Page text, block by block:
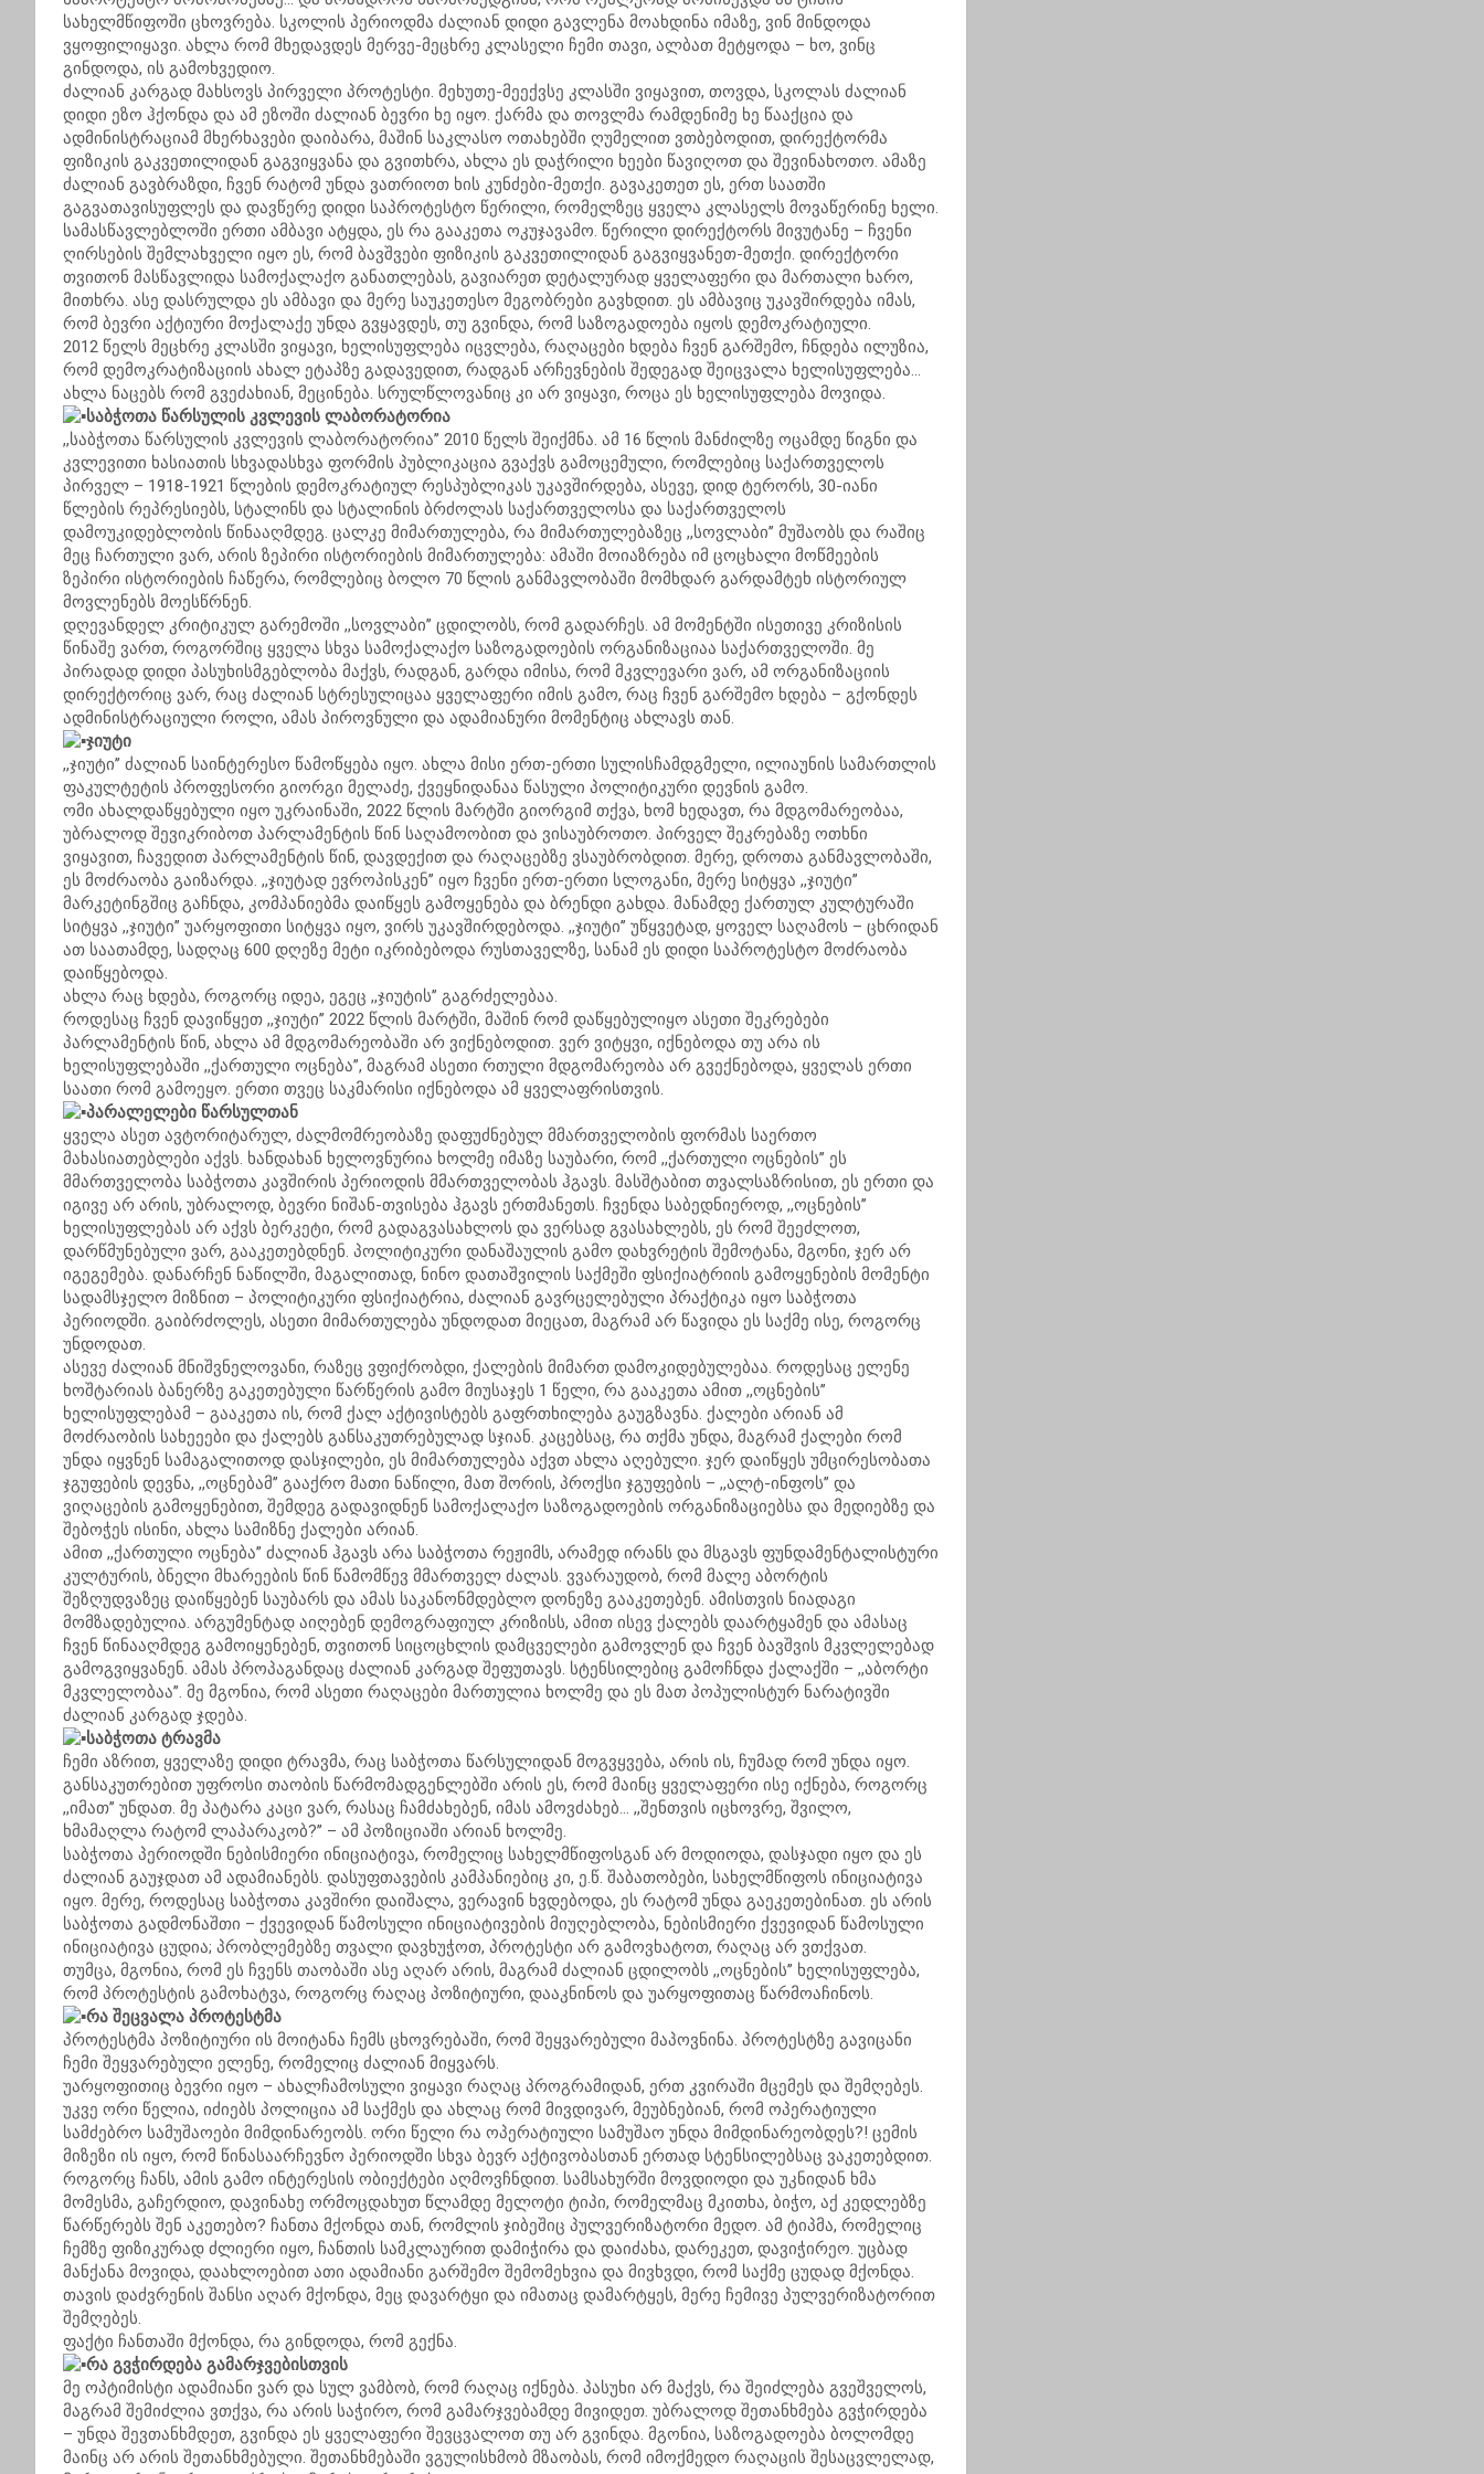
სახელმწიფოში ცხოვრება. სკოლის პერიოდმა ძალიან დიდი გავლენა მოახდინა იმაზე, ვინ მინდოდა
ვყოფილიყავი. ახლა რომ მხედავდეს მერვე-მეცხრე კლასელი ჩემი თავი, ალბათ მეტყოდა – ხო, ვინც
გინდოდა, ის გამოხვედიო.
ძალიან კარგად მახსოვს პირველი პროტესტი. მეხუთე-მეექვსე კლასში ვიყავით, თოვდა, სკოლას ძალიან
დიდი ეზო ჰქონდა და ამ ეზოში ძალიან ბევრი ხე იყო. ქარმა და თოვლმა რამდენიმე ხე წააქცია და
ადმინისტრაციამ მხერხავები დაიბარა, მაშინ საკლასო ოთახებში ღუმელით ვთბებოდით, დირექტორმა
ფიზიკის გაკვეთილიდან გაგვიყვანა და გვითხრა, ახლა ეს დაჭრილი ხეები წავიღოთ და შევინახოთო. ამაზე
ძალიან გავბრაზდი, ჩვენ რატომ უნდა ვათრიოთ ხის კუნძები-მეთქი. გავაკეთეთ ეს, ერთ საათში
გაგვათავისუფლეს და დავწერე დიდი საპროტესტო წერილი, რომელზეც ყველა კლასელს მოვაწერინე ხელი.
სამასწავლებლოში ერთი ამბავი ატყდა, ეს რა გააკეთა ოკუჯავამო. წერილი დირექტორს მივუტანე – ჩვენი
ღირსების შემლახველი იყო ეს, რომ ბავშვები ფიზიკის გაკვეთილიდან გაგვიყვანეთ-მეთქი. დირექტორი
თვითონ მასწავლიდა სამოქალაქო განათლებას, გავიარეთ დეტალურად ყველაფერი და მართალი ხარო,
მითხრა. ასე დასრულდა ეს ამბავი და მერე საუკეთესო მეგობრები გავხდით. ეს ამბავიც უკავშირდება იმას,
რომ ბევრი აქტიური მოქალაქე უნდა გვყავდეს, თუ გვინდა, რომ საზოგადოება იყოს დემოკრატიული.
2012 წელს მეცხრე კლასში ვიყავი, ხელისუფლება იცვლება, რაღაცები ხდება ჩვენ გარშემო, ჩნდება ილუზია,
რომ დემოკრატიზაციის ახალ ეტაპზე გადავედით, რადგან არჩევნების შედეგად შეიცვალა ხელისუფლება…
ახლა ნაცებს რომ გვეძახიან, მეცინება. სრულწლოვანიც კი არ ვიყავი, როცა ეს ხელისუფლება მოვიდა.
საბჭოთა წარსულის კვლევის ლაბორატორია
,,საბჭოთა წარსულის კვლევის ლაბორატორია’’ 2010 წელს შეიქმნა. ამ 16 წლის მანძილზე ოცამდე წიგნი და
კვლევითი ხასიათის სხვადასხვა ფორმის პუბლიკაცია გვაქვს გამოცემული, რომლებიც საქართველოს
პირველ – 1918-1921 წლების დემოკრატიულ რესპუბლიკას უკავშირდება, ასევე, დიდ ტერორს, 30-იანი
წლების რეპრესიებს, სტალინს და სტალინის ბრძოლას საქართველოსა და საქართველოს
დამოუკიდებლობის წინააღმდეგ. ცალკე მიმართულება, რა მიმართულებაზეც ,,სოვლაბი’’ მუშაობს და რაშიც
მეც ჩართული ვარ, არის ზეპირი ისტორიების მიმართულება: ამაში მოიაზრება იმ ცოცხალი მოწმეების
ზეპირი ისტორიების ჩაწერა, რომლებიც ბოლო 70 წლის განმავლობაში მომხდარ გარდამტეხ ისტორიულ
მოვლენებს მოესწრნენ.
დღევანდელ კრიტიკულ გარემოში ,,სოვლაბი’’ ცდილობს, რომ გადარჩეს. ამ მომენტში ისეთივე კრიზისის
წინაშე ვართ, როგორშიც ყველა სხვა სამოქალაქო საზოგადოების ორგანიზაციაა საქართველოში. მე
პირადად დიდი პასუხისმგებლობა მაქვს, რადგან, გარდა იმისა, რომ მკვლევარი ვარ, ამ ორგანიზაციის
დირექტორიც ვარ, რაც ძალიან სტრესულიცაა ყველაფერი იმის გამო, რაც ჩვენ გარშემო ხდება – გქონდეს
ადმინისტრაციული როლი, ამას პიროვნული და ადამიანური მომენტიც ახლავს თან.
ჯიუტი
,,ჯიუტი’’ ძალიან საინტერესო წამოწყება იყო. ახლა მისი ერთ-ერთი სულისჩამდგმელი, ილიაუნის სამართლის
ფაკულტეტის პროფესორი გიორგი მელაძე, ქვეყნიდანაა წასული პოლიტიკური დევნის გამო.
ომი ახალდაწყებული იყო უკრაინაში, 2022 წლის მარტში გიორგიმ თქვა, ხომ ხედავთ, რა მდგომარეობაა,
უბრალოდ შევიკრიბოთ პარლამენტის წინ საღამოობით და ვისაუბროთო. პირველ შეკრებაზე ოთხნი
ვიყავით, ჩავედით პარლამენტის წინ, დავდექით და რაღაცებზე ვსაუბრობდით. მერე, დროთა განმავლობაში,
ეს მოძრაობა გაიზარდა. ,,ჯიუტად ევროპისკენ’’ იყო ჩვენი ერთ-ერთი სლოგანი, მერე სიტყვა ,,ჯიუტი’’
მარკეტინგშიც გაჩნდა, კომპანიებმა დაიწყეს გამოყენება და ბრენდი გახდა. მანამდე ქართულ კულტურაში
სიტყვა ,,ჯიუტი’’ უარყოფითი სიტყვა იყო, ვირს უკავშირდებოდა. ,,ჯიუტი’’ უწყვეტად, ყოველ საღამოს – ცხრიდან
ათ საათამდე, სადღაც 600 დღეზე მეტი იკრიბებოდა რუსთაველზე, სანამ ეს დიდი საპროტესტო მოძრაობა
დაიწყებოდა.
ახლა რაც ხდება, როგორც იდეა, ეგეც ,,ჯიუტის’’ გაგრძელებაა.
როდესაც ჩვენ დავიწყეთ ,,ჯიუტი’’ 2022 წლის მარტში, მაშინ რომ დაწყებულიყო ასეთი შეკრებები
პარლამენტის წინ, ახლა ამ მდგომარეობაში არ ვიქნებოდით. ვერ ვიტყვი, იქნებოდა თუ არა ის
ხელისუფლებაში ,,ქართული ოცნება’’, მაგრამ ასეთი რთული მდგომარეობა არ გვექნებოდა, ყველას ერთი
საათი რომ გამოეყო. ერთი თვეც საკმარისი იქნებოდა ამ ყველაფრისთვის.
პარალელები წარსულთან
ყველა ასეთ ავტორიტარულ, ძალმომრეობაზე დაფუძნებულ მმართველობის ფორმას საერთო
მახასიათებლები აქვს. ხანდახან ხელოვნურია ხოლმე იმაზე საუბარი, რომ ,,ქართული ოცნების’’ ეს
მმართველობა საბჭოთა კავშირის პერიოდის მმართველობას ჰგავს. მასშტაბით თვალსაზრისით, ეს ერთი და
იგივე არ არის, უბრალოდ, ბევრი ნიშან-თვისება ჰგავს ერთმანეთს. ჩვენდა საბედნიეროდ, ,,ოცნების’’
ხელისუფლებას არ აქვს ბერკეტი, რომ გადაგვასახლოს და ვერსად გვასახლებს, ეს რომ შეეძლოთ,
დარწმუნებული ვარ, გააკეთებდნენ. პოლიტიკური დანაშაულის გამო დახვრეტის შემოტანა, მგონი, ჯერ არ
იგეგემება. დანარჩენ ნაწილში, მაგალითად, ნინო დათაშვილის საქმეში ფსიქიატრიის გამოყენების მომენტი
სადამსჯელო მიზნით – პოლიტიკური ფსიქიატრია, ძალიან გავრცელებული პრაქტიკა იყო საბჭოთა
პერიოდში. გაიბრძოლეს, ასეთი მიმართულება უნდოდათ მიეცათ, მაგრამ არ წავიდა ეს საქმე ისე, როგორც
უნდოდათ.
ასევე ძალიან მნიშვნელოვანი, რაზეც ვფიქრობდი, ქალების მიმართ დამოკიდებულებაა. როდესაც ელენე
ხოშტარიას ბანერზე გაკეთებული წარწერის გამო მიუსაჯეს 1 წელი, რა გააკეთა ამით ,,ოცნების’’
ხელისუფლებამ – გააკეთა ის, რომ ქალ აქტივისტებს გაფრთხილება გაუგზავნა. ქალები არიან ამ
მოძრაობის სახეეები და ქალებს განსაკუთრებულად სჯიან. კაცებსაც, რა თქმა უნდა, მაგრამ ქალები რომ
უნდა იყვნენ სამაგალითოდ დასჯილები, ეს მიმართულება აქვთ ახლა აღებული. ჯერ დაიწყეს უმცირესობათა
ჯგუფების დევნა, ,,ოცნებამ’’ გააქრო მათი ნაწილი, მათ შორის, პროქსი ჯგუფების – ,,ალტ-ინფოს’’ და
ვიღაცების გამოყენებით, შემდეგ გადავიდნენ სამოქალაქო საზოგადოების ორგანიზაციებსა და მედიებზე და
შებოჭეს ისინი, ახლა სამიზნე ქალები არიან.
ამით ,,ქართული ოცნება’’ ძალიან ჰგავს არა საბჭოთა რეჟიმს, არამედ ირანს და მსგავს ფუნდამენტალისტური
კულტურის, ბნელი მხარეების წინ წამომწევ მმართველ ძალას. ვვარაუდობ, რომ მალე აბორტის
შეზღუდვაზეც დაიწყებენ საუბარს და ამას საკანონმდებლო დონეზე გააკეთებენ. ამისთვის ნიადაგი
მომზადებულია. არგუმენტად აიღებენ დემოგრაფიულ კრიზისს, ამით ისევ ქალებს დაარტყამენ და ამასაც
ჩვენ წინააღმდეგ გამოიყენებენ, თვითონ სიცოცხლის დამცველები გამოვლენ და ჩვენ ბავშვის მკვლელებად
გამოგვიყვანენ. ამას პროპაგანდაც ძალიან კარგად შეფუთავს. სტენსილებიც გამოჩნდა ქალაქში – ,,აბორტი
მკვლელობაა’’. მე მგონია, რომ ასეთი რაღაცები მართულია ხოლმე და ეს მათ პოპულისტურ ნარატივში
ძალიან კარგად ჯდება.
საბჭოთა ტრავმა
ჩემი აზრით, ყველაზე დიდი ტრავმა, რაც საბჭოთა წარსულიდან მოგვყვება, არის ის, ჩუმად რომ უნდა იყო.
განსაკუთრებით უფროსი თაობის წარმომადგენლებში არის ეს, რომ მაინც ყველაფერი ისე იქნება, როგორც
,,იმათ’’ უნდათ. მე პატარა კაცი ვარ, რასაც ჩამძახებენ, იმას ამოვძახებ… ,,შენთვის იცხოვრე, შვილო,
ხმამაღლა რატომ ლაპარაკობ?’’ – ამ პოზიციაში არიან ხოლმე.
საბჭოთა პერიოდში ნებისმიერი ინიციატივა, რომელიც სახელმწიფოსგან არ მოდიოდა, დასჯადი იყო და ეს
ძალიან გაუჯდათ ამ ადამიანებს. დასუფთავების კამპანიებიც კი, ე.წ. შაბათობები, სახელმწიფოს ინიციატივა
იყო. მერე, როდესაც საბჭოთა კავშირი დაიშალა, ვერავინ ხვდებოდა, ეს რატომ უნდა გაეკეთებინათ. ეს არის
საბჭოთა გადმონაშთი – ქვევიდან წამოსული ინიციატივების მიუღებლობა, ნებისმიერი ქვევიდან წამოსული
ინიციატივა ცუდია; პრობლემებზე თვალი დავხუჭოთ, პროტესტი არ გამოვხატოთ, რაღაც არ ვთქვათ.
თუმცა, მგონია, რომ ეს ჩვენს თაობაში ასე აღარ არის, მაგრამ ძალიან ცდილობს ,,ოცნების’’ ხელისუფლება,
რომ პროტესტის გამოხატვა, როგორც რაღაც პოზიტიური, დააკნინოს და უარყოფითაც წარმოაჩინოს.
რა შეცვალა პროტესტმა
პროტესტმა პოზიტიური ის მოიტანა ჩემს ცხოვრებაში, რომ შეყვარებული მაპოვნინა. პროტესტზე გავიცანი
ჩემი შეყვარებული ელენე, რომელიც ძალიან მიყვარს.
უარყოფითიც ბევრი იყო – ახალჩამოსული ვიყავი რაღაც პროგრამიდან, ერთ კვირაში მცემეს და შემღებეს.
უკვე ორი წელია, იძიებს პოლიცია ამ საქმეს და ახლაც რომ მივდივარ, მეუბნებიან, რომ ოპერატიული
სამძებრო სამუშაოები მიმდინარეობს. ორი წელი რა ოპერატიული სამუშაო უნდა მიმდინარეობდეს?! ცემის
მიზეზი ის იყო, რომ წინასაარჩევნო პერიოდში სხვა ბევრ აქტივობასთან ერთად სტენსილებსაც ვაკეთებდით.
როგორც ჩანს, ამის გამო ინტერესის ობიექტები აღმოვჩნდით. სამსახურში მოვდიოდი და უკნიდან ხმა
მომესმა, გაჩერდიო, დავინახე ორმოცდახუთ წლამდე მელოტი ტიპი, რომელმაც მკითხა, ბიჭო, აქ კედლებზე
წარწერებს შენ აკეთებო? ჩანთა მქონდა თან, რომლის ჯიბეშიც პულვერიზატორი მედო. ამ ტიპმა, რომელიც
ჩემზე ფიზიკურად ძლიერი იყო, ჩანთის სამკლაურით დამიჭირა და დაიძახა, დარეკეთ, დავიჭირეო. უცბად
მანქანა მოვიდა, დაახლოებით ათი ადამიანი გარშემო შემომეხვია და მივხვდი, რომ საქმე ცუდად მქონდა.
თავის დაძვრენის შანსი აღარ მქონდა, მეც დავარტყი და იმათაც დამარტყეს, მერე ჩემივე პულვერიზატორით
შემღებეს.
ფაქტი ჩანთაში მქონდა, რა გინდოდა, რომ გექნა.
რა გვჭირდება გამარჯვებისთვის
მე ოპტიმისტი ადამიანი ვარ და სულ ვამბობ, რომ რაღაც იქნება. პასუხი არ მაქვს, რა შეიძლება გვეშველოს,
მაგრამ შემიძლია ვთქვა, რა არის საჭირო, რომ გამარჯვებამდე მივიდეთ. უბრალოდ შეთანხმება გვჭირდება
– უნდა შევთანხმდეთ, გვინდა ეს ყველაფერი შევცვალოთ თუ არ გვინდა. მგონია, საზოგადოება ბოლომდე
მაინც არ არის შეთანხმებული. შეთანხმებაში ვგულისხმობ მზაობას, რომ იმოქმედო რაღაცის შესაცვლელად,